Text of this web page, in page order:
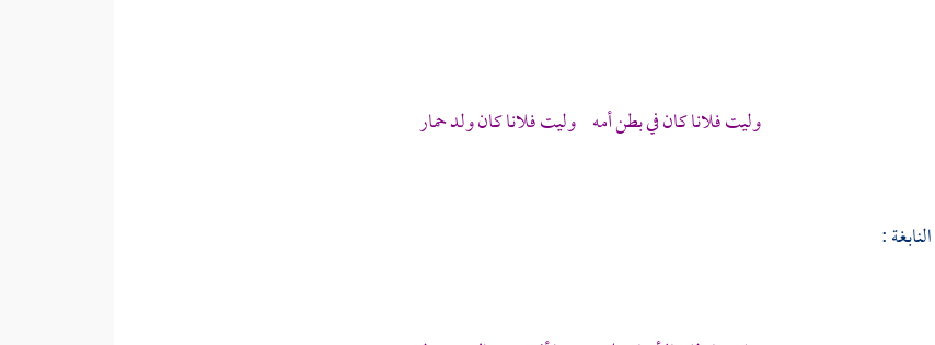
وليت فلانا كان في بطن أمه وليت فلانا كان ولد حمار
النابغة: